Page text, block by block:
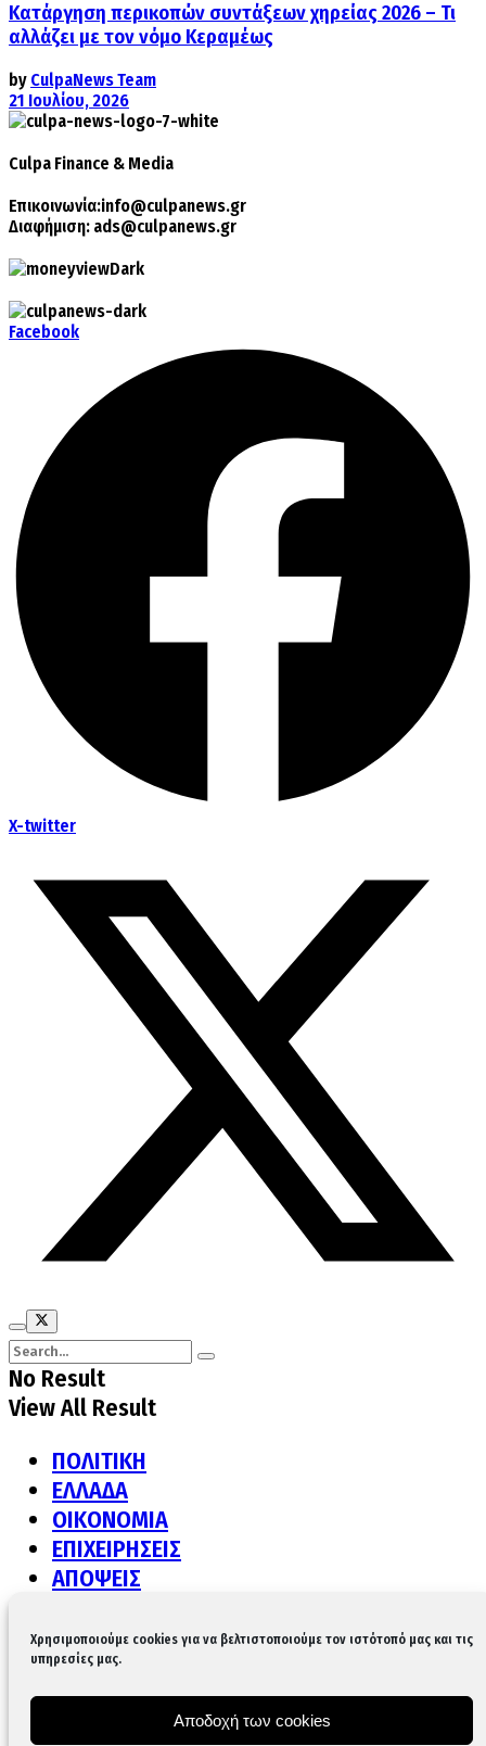
Χρησιμοποιούμε cookies για να βελτιστοποιούμε τον ιστότοπό μας και τις
υπηρεσίες μας.
Αποδοχή των cookies
Κατάργηση περικοπών συντάξεων χηρείας 2026 – Τι
αλλάζει με τον νόμο Κεραμέως
by CulpaNews Team
21 Ιουλίου, 2026
Culpa Finance & Media
Επικοινωνία:info@culpanews.gr
Διαφήμιση: ads@culpanews.gr
Facebook
X-twitter
No Result
View All Result
ΠΟΛΙΤΙΚΗ
ΕΛΛΑΔΑ
ΟΙΚΟΝΟΜΙΑ
ΕΠΙΧΕΙΡΗΣΕΙΣ
ΑΠΟΨΕΙΣ
ΠΟΛΙΤΙΣΜΟΣ
ΥΓΕΙΑ
LIFE
GASTRONOMY